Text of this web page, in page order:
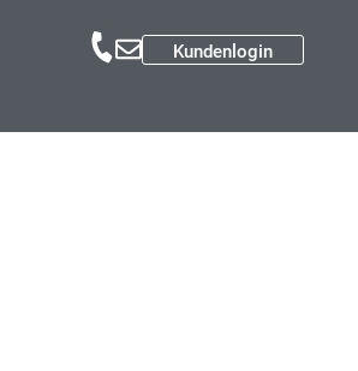
Kundenlogin